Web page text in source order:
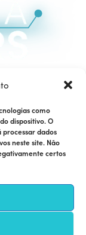
como
dispositivo. O
dados
neste site. Não
certos
Santos